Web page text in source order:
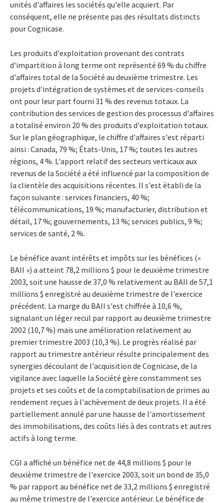
unités d'affaires les sociétés qu'elle acquiert. Par
conséquent, elle ne présente pas des résultats distincts
pour Cognicase.
Les produits d'exploitation provenant des contrats
d'impartition à long terme ont représenté 69 % du chiffre
d'affaires total de la Société au deuxième trimestre. Les
projets d'intégration de systèmes et de services-conseils
ont pour leur part fourni 31 % des revenus totaux. La
contribution des services de gestion des processus d'affaires
a totalisé environ 20 % des produits d'exploitation totaux.
Sur le plan géographique, le chiffre d'affaires s'est réparti
ainsi : Canada, 79 %; États-Unis, 17 %; toutes les autres
régions, 4 %. L'apport relatif des secteurs verticaux aux
revenus de la Société a été influencé par la composition de
la clientèle des acquisitions récentes. Il s'est établi de la
façon suivante : services financiers, 40 %;
télécommunications, 19 %; manufacturier, distribution et
détail, 17 %; gouvernements, 13 %; services publics, 9 %;
services de santé, 2 %.
Le bénéfice avant intérêts et impôts sur les bénéfices («
BAII ») a atteint 78,2 millions $ pour le deuxième trimestre
2003, soit une hausse de 37,0 % relativement au BAII de 57,1
millions $ enregistré au deuxième trimestre de l'exercice
précédent. La marge du BAII s'est chiffrée à 10,6 %,
signalant un léger recul par rapport au deuxième trimestre
2002 (10,7 %) mais une amélioration relativement au
premier trimestre 2003 (10,3 %). Le progrès réalisé par
rapport au trimestre antérieur résulte principalement des
synergies découlant de l'acquisition de Cognicase, de la
vigilance avec laquelle la Société gère constamment ses
projets et ses coûts et de la comptabilisation de primes au
rendement reçues à l'achèvement de deux projets. Il a été
partiellement annulé par une hausse de l'amortissement
des immobilisations, des coûts liés à des contrats et autres
actifs à long terme.
CGI a affiché un bénéfice net de 44,8 millions $ pour le
deuxième trimestre de l'exercice 2003, soit un bond de 35,0
% par rapport au bénéfice net de 33,2 millions $ enregistré
au même trimestre de l'exercice antérieur. Le bénéfice de